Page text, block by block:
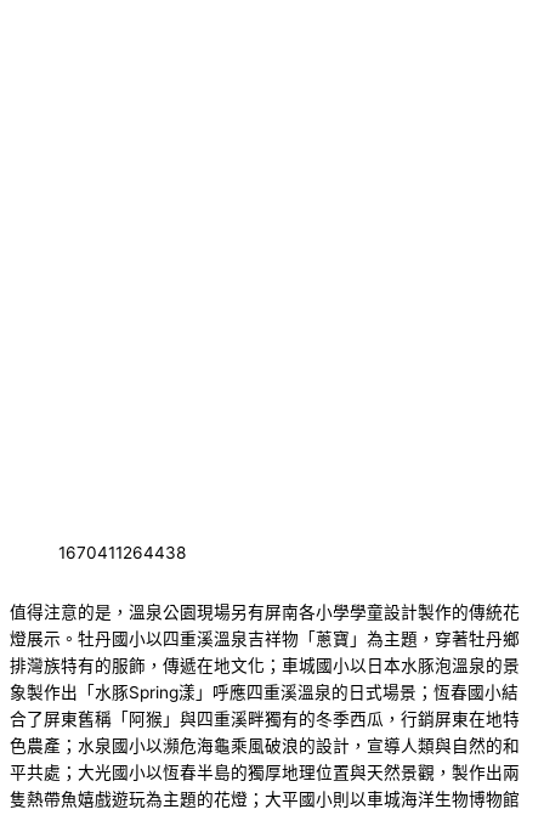
1670411264438
值得注意的是，溫泉公園現場另有屏南各小學學童設計製作的傳統花
燈展示。牡丹國小以四重溪溫泉吉祥物「蔥寶」為主題，穿著牡丹鄉
排灣族特有的服飾，傳遞在地文化；車城國小以日本水豚泡溫泉的景
象製作出「水豚Spring漾」呼應四重溪溫泉的日式場景；恆春國小結
合了屏東舊稱「阿猴」與四重溪畔獨有的冬季西瓜，行銷屏東在地特
色農產；水泉國小以瀕危海龜乘風破浪的設計，宣導人類與自然的和
平共處；大光國小以恆春半島的獨厚地理位置與天然景觀，製作出兩
隻熱帶魚嬉戲遊玩為主題的花燈；大平國小則以車城海洋生物博物館